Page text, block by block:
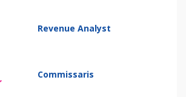
Revenue Analyst
Commissaris